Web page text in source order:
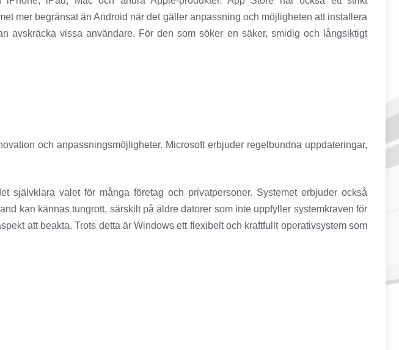
mer begränsat än Android när det gäller anpassning och möjligheten att installera
avskräcka vissa användare. För den som söker en säker, smidig och långsiktigt
och anpassningsmöjligheter. Microsoft erbjuder regelbundna uppdateringar,
valet för många företag och privatpersoner. Systemet erbjuder också
kan kännas tungrott, särskilt på äldre datorer som inte uppfyller systemkraven för
att beakta. Trots detta är Windows ett flexibelt och kraftfullt operativsystem som